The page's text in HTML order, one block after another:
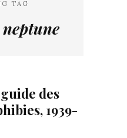
TAG
des
1939-